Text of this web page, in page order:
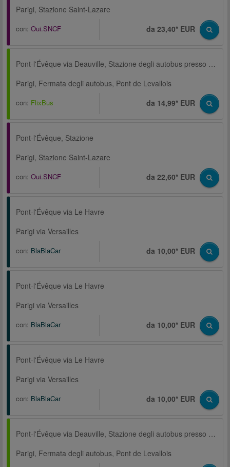
Parigi, Stazione Saint-Lazare
con: Oui.SNCF da 23,40* EUR
Pont-l'Évêque via Deauville, Stazione degli autobus presso la Stazione centrale Trouville-Deauville
Parigi, Fermata degli autobus, Pont de Levallois
con: FlixBus da 14,99* EUR
Pont-l'Évêque, Stazione
Parigi, Stazione Saint-Lazare
con: Oui.SNCF da 22,60* EUR
Pont-l'Évêque via Le Havre
Parigi via Versailles
con: BlaBlaCar da 10,00* EUR
Pont-l'Évêque via Le Havre
Parigi via Versailles
con: BlaBlaCar da 10,00* EUR
Pont-l'Évêque via Le Havre
Parigi via Versailles
con: BlaBlaCar da 10,00* EUR
Pont-l'Évêque via Deauville, Stazione degli autobus presso la Stazione centrale Trouville-Deauville
Parigi, Fermata degli autobus, Pont de Levallois